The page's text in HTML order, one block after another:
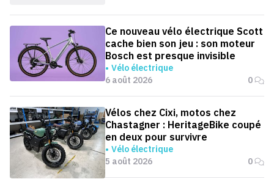
Ce nouveau vélo électrique Scott
cache bien son jeu : son moteur
Bosch est presque invisible
Vélo électrique
6 août 2026
0
Vélos chez Cixi, motos chez
Chastagner : HeritageBike coupé
en deux pour survivre
Vélo électrique
5 août 2026
0